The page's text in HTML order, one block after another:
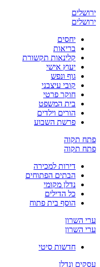
ירושלים
ירושלים
יחסים
בריאות
קלינאות תקשורת
יעוץ אישי
גוף ונפש
קובי עיצבני
חוקר פרטי
בית המשפט
הורים וילדים
פרשת השבוע
פתח תקוה
פתח תקוה
דירות למכירה
הבתים הפתוחים
נדלן מקומי
כל הדילים
הוסף בית פתוח
ערי השרון
ערי השרון
חדשות סיטי
עסקים ונדלן